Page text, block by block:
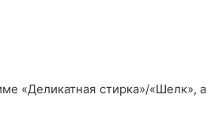
«Деликатная стирка»/«Шелк», а